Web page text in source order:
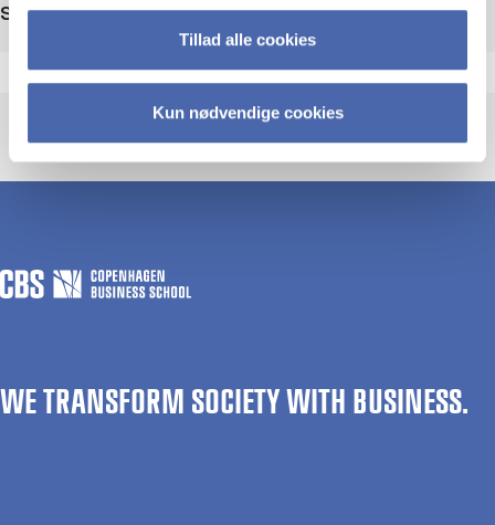
Tillad alle cookies
Kun nødvendige cookies
Sort by
WE TRANSFORM SOCIETY WITH BUSINESS.